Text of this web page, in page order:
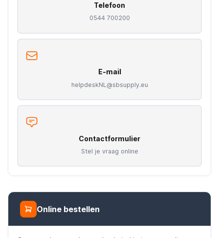
Telefoon
0544 700200
E-mail
helpdeskNL@sbsupply.eu
Contactformulier
Stel je vraag online
Online bestellen